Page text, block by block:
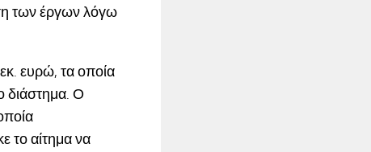
των έργων λόγω
ευρώ, τα οποία
διάστημα. Ο
το αίτημα να